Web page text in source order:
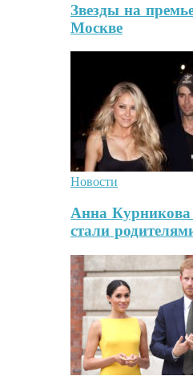
Звезды на
Москве
Новости
Анна Курникова
стали